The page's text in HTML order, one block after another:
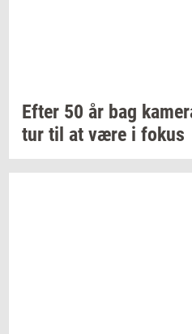
Efter 50 år bag
tur til at være i fokus